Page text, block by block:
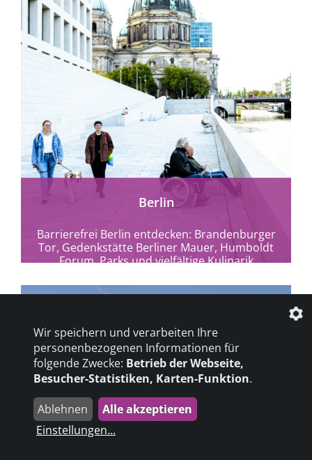
Berlin
Barrierefrei Berlin entdecken: Brandenburger
Tor, Gedenkstätte Berliner Mauer, Humboldt
Forum, Parks und vielfältige Kulinarik
Wir speichern und verarbeiten Ihre
personenbezogenen Informationen für
folgende Zwecke: Betrieb der Webseite,
Besucher-Statistiken, Karten-Funktion.
Ablehnen
Alle akzeptieren
Einstellungen...